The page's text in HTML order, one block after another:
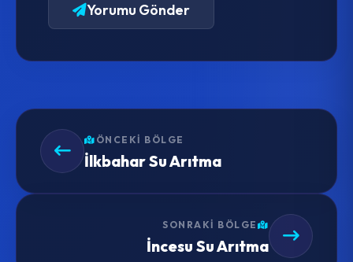
Yorumu Gönder
ÖNCEKI BÖLGE
İlkbahar Su Arıtma
SONRAKI BÖLGE
İncesu Su Arıtma